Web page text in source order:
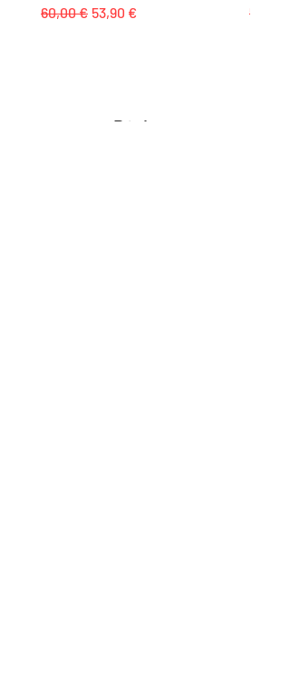
Precio
60,00 € Precio de oferta
53,90 € Precio
55,00 €
Páginas